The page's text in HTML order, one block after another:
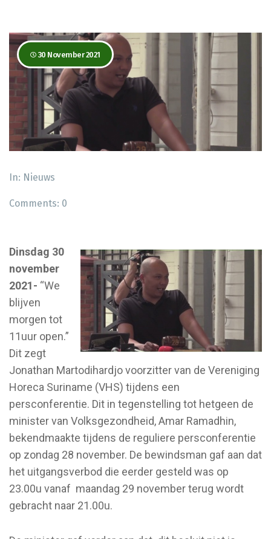
30 November 2021
In: Nieuws
Comments: 0
Dinsdag 30
november
2021- “We
blijven
morgen tot
11uur open.”
Dit zegt
Jonathan Martodihardjo voorzitter van de Vereniging
Horeca Suriname (VHS) tijdens een
persconferentie. Dit in tegenstelling tot hetgeen de
minister van Volksgezondheid, Amar Ramadhin,
bekendmaakte tijdens de reguliere persconferentie
op zondag 28 november. De bewindsman gaf aan dat
het uitgangsverbod die eerder gesteld was op
23.00u vanaf maandag 29 november terug wordt
gebracht naar 21.00u.